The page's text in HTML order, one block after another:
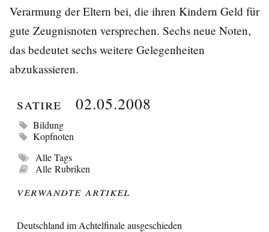
Verarmung der Eltern bei, die ihren Kindern Geld für
gute Zeugnisnoten versprechen. Sechs neue Noten,
das bedeutet sechs weitere Gelegenheiten
abzukassieren.
Satire 02.05.2008
Bildung
Kopfnoten
Alle Tags
Alle Rubriken
Verwandte Artikel
Deutschland im Achtelfinale ausgeschieden